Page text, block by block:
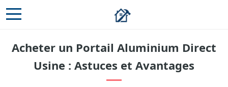
Acheter un Portail Aluminium Direct
Usine : Astuces et Avantages